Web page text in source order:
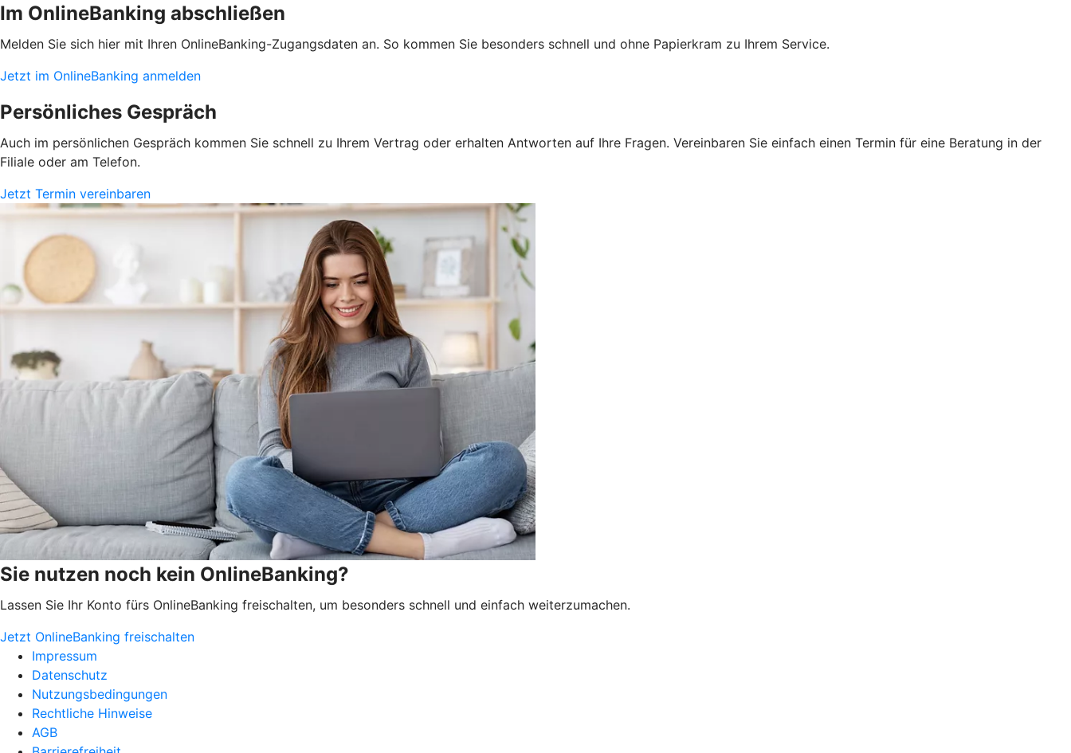
Im OnlineBanking abschließen
Melden Sie sich hier mit Ihren OnlineBanking-Zugangsdaten an. So kommen Sie besonders schnell und ohne Papierkram zu Ihrem Service.
Jetzt im OnlineBanking anmelden
Persönliches Gespräch
Auch im persönlichen Gespräch kommen Sie schnell zu Ihrem Vertrag oder erhalten Antworten auf Ihre Fragen. Vereinbaren Sie einfach einen Termin für eine Beratung in der
Filiale oder am Telefon.
Jetzt Termin vereinbaren
Sie nutzen noch kein OnlineBanking?
Lassen Sie Ihr Konto fürs OnlineBanking freischalten, um besonders schnell und einfach weiterzumachen.
Jetzt OnlineBanking freischalten
Impressum
Datenschutz
Nutzungsbedingungen
Rechtliche Hinweise
AGB